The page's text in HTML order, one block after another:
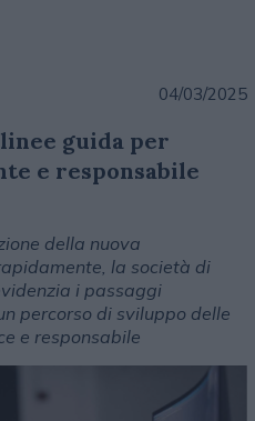
04/03/2025
guida per
e responsabile
della nuova
la società di
i passaggi
percorso di sviluppo delle
e responsabile